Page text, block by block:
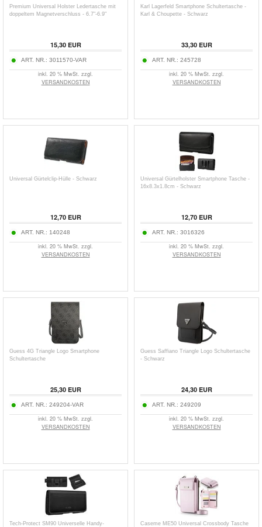
Premium Universal Holster Ledertasche mit
doppeltem Magnetverschluss - 6.7"-6.9"
15,30EUR
ART. NR.: 3011570-VAR
inkl. 20 % MwSt. zzgl.
VERSANDKOSTEN
Karl Lagerfeld Smartphone Schultertasche -
Karl & Choupette - Schwarz
33,30EUR
ART. NR.: 245728
inkl. 20 % MwSt. zzgl.
VERSANDKOSTEN
Universal Gürtelclip-Hülle - Schwarz
12,70EUR
ART. NR.: 140248
inkl. 20 % MwSt. zzgl.
VERSANDKOSTEN
Universal Gürtelholster Smartphone Tasche -
16x8.3x1.8cm - Schwarz
12,70EUR
ART. NR.: 3016326
inkl. 20 % MwSt. zzgl.
VERSANDKOSTEN
Guess 4G Triangle Logo Smartphone
Schultertasche
25,30EUR
ART. NR.: 249204-VAR
inkl. 20 % MwSt. zzgl.
VERSANDKOSTEN
Guess Saffiano Triangle Logo Schultertasche
- Schwarz
24,30EUR
ART. NR.: 249209
inkl. 20 % MwSt. zzgl.
VERSANDKOSTEN
Tech-Protect SM90 Universelle Handy-
Caseme ME50 Universal Crossbody Tasche